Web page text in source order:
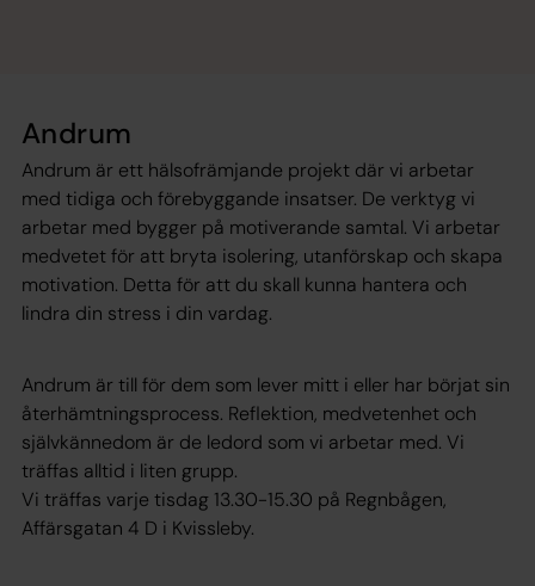
Andrum
Andrum är ett hälsofrämjande projekt där vi arbetar
med tidiga och förebyggande insatser. De verktyg vi
arbetar med bygger på motiverande samtal. Vi arbetar
medvetet för att bryta isolering, utanförskap och skapa
motivation. Detta för att du skall kunna hantera och
lindra din stress i din vardag.
Andrum är till för dem som lever mitt i eller har börjat sin
återhämtningsprocess. Reflektion, medvetenhet och
självkännedom är de ledord som vi arbetar med. Vi
träffas alltid i liten grupp.
Vi träffas varje tisdag 13.30-15.30 på Regnbågen,
Affärsgatan 4 D i Kvissleby.